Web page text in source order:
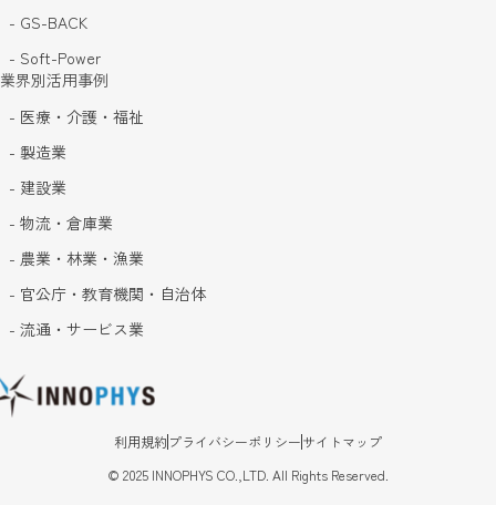
- GS-BACK
- Soft-Power
業界別活用事例
- 医療・介護・福祉
- 製造業
- 建設業
- 物流・倉庫業
- 農業・林業・漁業
- 官公庁・教育機関・自治体
- 流通・サービス業
利用規約 プライバシーポリシーサイトマップ
© 2025 INNOPHYS CO.,LTD. All Rights Reserved.